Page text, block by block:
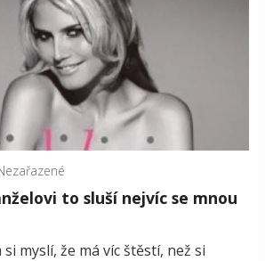
to sluší nejvíc se mnou
myslí, že má víc štěstí, než si